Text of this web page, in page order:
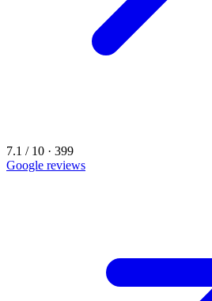
7.1 / 10 · 399
Google reviews